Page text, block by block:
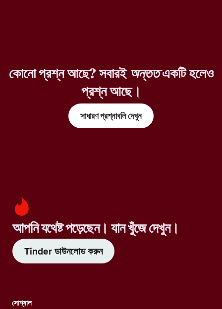
কোনো প্রশ্ন আছে? সবারইঅন্ততএকটি হলেও
প্রশ্ন আছে।
সাধারণ প্রশ্নাবলি দেখুন
আপনি যথেষ্ট পড়েছেন। যান খুঁজে দেখুন।
Tinder ডাউনলোড করুন
সোশ্যাল